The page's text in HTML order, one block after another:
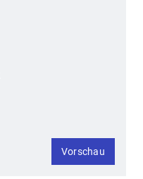
Vorschau